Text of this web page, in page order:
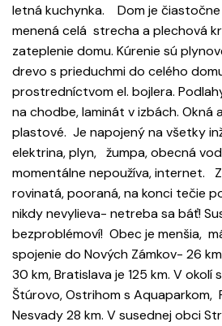
letná kuchynka. Dom je
menená celá strecha a plechová
zateplenie domu. Kúrenie sú
drevo s prieduchmi do celého
prostredníctvom el. bojlera.
na chodbe, laminát v izbách. Okná
plastové. Je napojený na všetky
elektrina, plyn, žumpa, obecná
momentálne nepoužíva, internet.
rovinatá, pooraná, na konci tečie
nikdy nevylieva- netreba sa báť!
bezproblémoví! Obec je menšia,
spojenie do Nových Zámkov- 26
30 km, Bratislava je 125 km. V okolí
Štúrovo, Ostrihom s Aquaparkom,
Nesvady 28 km. V susednej obci